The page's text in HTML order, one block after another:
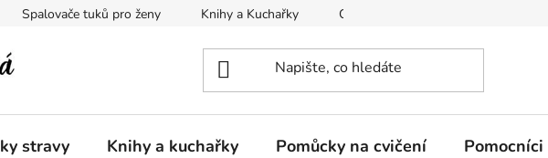
Spalovače tuků pro ženy Knihy a Kuchařky CVIČENÍ
stravy Knihy a kuchařky Pomůcky na cvičení